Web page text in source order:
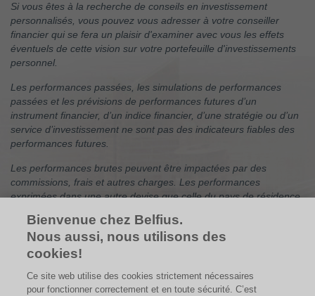
Si vous êtes à la recherche de conseils en investissement
personnalisés, vous pouvez vous adresser à votre conseiller
financier qui se fera un plaisir d'examiner avec vous les effets
éventuels de cette vision sur votre portefeuille d'investissements
personnel.
Les performances passées, les simulations de performances
passées et les prévisions de performances futures d’un
instrument financier, d’un indice financier, d’une stratégie ou d’un
service d’investissement ne sont pas des indicateurs fiables des
performances futures.
Les performances brutes peuvent être impactées par des
commissions, frais et autres charges. Les performances
exprimées dans une autre devise que celle du pays de résidence
qui peut avoir un impact positif ou négatif sur les résultats. Si ce
document fait référence à un traitement fiscal particulier, une
telle information dépend de la situation individuelle de chaque
Les entreprises mentionnées sont citées à titre d'exemple et leur
Bienvenue chez Belfius.
Nous aussi, nous utilisons des
cookies!
Ce site web utilise des cookies strictement nécessaires
pour fonctionner correctement et en toute sécurité. C’est